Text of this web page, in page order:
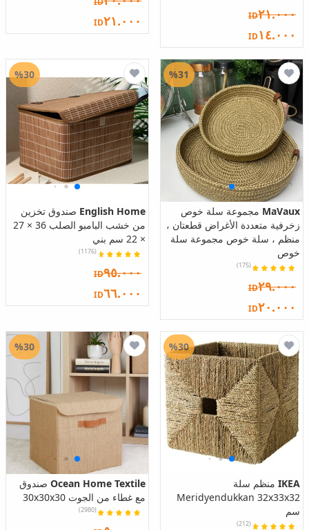
ID٢١.٠٠٠
ID١٤.٠٠٠
ID٢١.٠٠٠
MaVaux مجموعة سلة خوص
زخرفية متعددة الأغراض قطعتان ،
منظم ، سلة خوص مجموعة سلة
خوص
(175)
ID٢٩.٠٠٠
ID٢٠.٠٠٠
%31
English Home صندوق تخزين
من خشب البامبو الصلب 36 × 27
× 22 سم بني
(1176)
ID٩٥.٠٠٠
ID٦٦.٠٠٠
%30
IKEA منظم سلة
Meridyendukkan 32x33x32
سم
(212)
%30
Ocean Home Textile صندوق
مع غطاء من الجوت 30x30x30
(2980)
%30